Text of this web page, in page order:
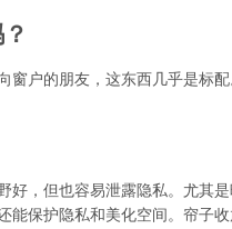
户的朋友，这东西几乎是标
，但也容易泄露隐私。尤其
保护隐私和美化空间。帘子